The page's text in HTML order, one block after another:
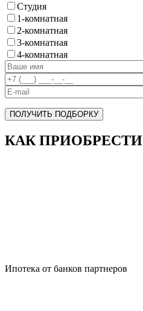
Cтудия
1-комнатная
2-комнатная
3-комнатная
4-комнатная
ПОЛУЧИТЬ ПОДБОРКУ
КАК ПРИОБРЕСТИ
Ипотека от банков партнеров